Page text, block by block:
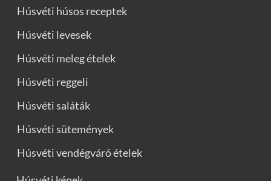
Húsvéti húsos receptek
Húsvéti levesek
Húsvéti meleg ételek
Húsvéti reggeli
Húsvéti saláták
Húsvéti sütemények
Húsvéti vendégváró ételek